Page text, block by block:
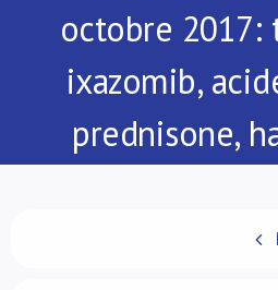
Publications
octobre
ixazomib,
prednisone,